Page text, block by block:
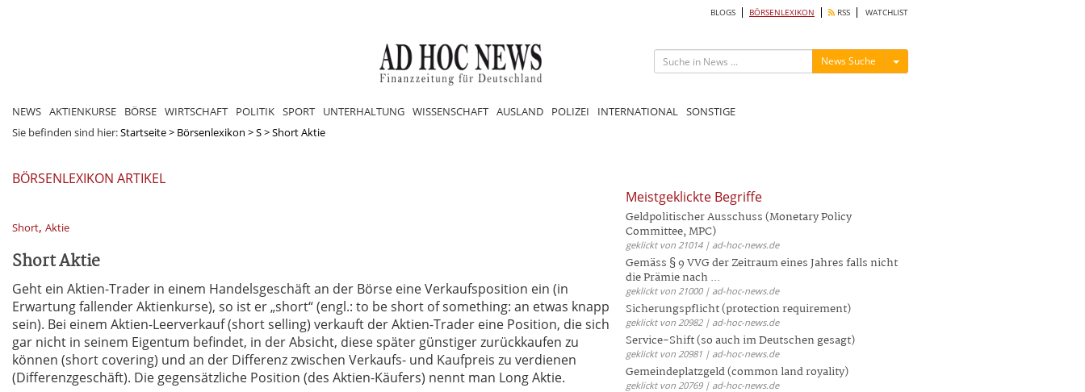
BLOGS BÖRSENLEXIKON RSS WATCHLIST
News Suche Menü ein-/ausblenden
NEWS AKTIENKURSE BÖRSE WIRTSCHAFT POLITIK SPORT UNTERHALTUNG WISSENSCHAFT AUSLAND POLIZEI INTERNATIONAL SONSTIGE
Sie befinden sind hier:Startseite> Börsenlexikon >S>Short Aktie
BÖRSENLEXIKON ARTIKEL
Short, Aktie
Short Aktie
Geht ein Aktien-Trader in einem Handelsgeschäft an der Börse eine Verkaufsposition ein (in
Erwartung fallender Aktienkurse), so ist er „short“ (engl.: to be short of something: an etwas knapp
sein). Bei einem Aktien-Leerverkauf (short selling) verkauft der Aktien-Trader eine Position, die sich
gar nicht in seinem Eigentum befindet, in der Absicht, diese später günstiger zurückkaufen zu
können (short covering) und an der Differenz zwischen Verkaufs- und Kaufpreis zu verdienen
(Differenzgeschäft). Die gegensätzliche Position (des Aktien-Käufers) nennt man Long Aktie.
Meistgeklickte Begriffe
Geldpolitischer Ausschuss (Monetary Policy
Committee, MPC)
geklickt von 21014 | ad-hoc-news.de
Gemäss § 9 VVG der Zeitraum eines Jahres falls nicht
die Prämie nach ...
geklickt von 21000 | ad-hoc-news.de
Sicherungspflicht (protection requirement)
geklickt von 20982 | ad-hoc-news.de
Service-Shift (so auch im Deutschen gesagt)
geklickt von 20981 | ad-hoc-news.de
Gemeindeplatzgeld (common land royality)
geklickt von 20769 | ad-hoc-news.de